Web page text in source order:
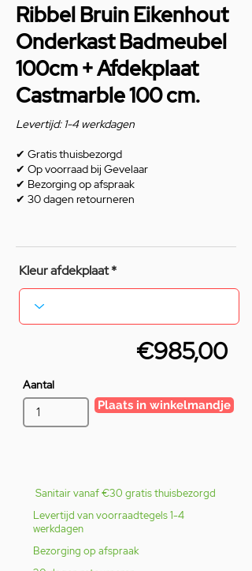
Ribbel Bruin Eikenhout
Onderkast Badmeubel
100cm + Afdekplaat
Castmarble 100 cm.
Levertijd: 1-4 werkdagen
✔ Gratis thuisbezorgd
✔ Op voorraad bij Gevelaar
✔ Bezorging op afspraak
✔ 30 dagen retourneren
Kleur afdekplaat
€985,00
Aantal
Plaats in winkelmandje
Sanitair vanaf €30 gratis thuisbezorgd
Levertijd van voorraadtegels 1-4
werkdagen
Bezorging op afspraak